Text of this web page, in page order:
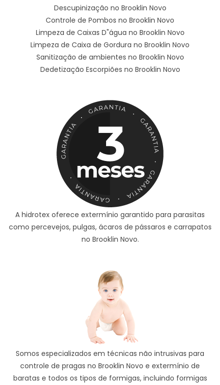
Descupinização no Brooklin Novo
Controle de Pombos no Brooklin Novo
Limpeza de Caixas D"água no Brooklin Novo
Limpeza de Caixa de Gordura no Brooklin Novo
Sanitização de ambientes no Brooklin Novo
Dedetização Escorpiões no Brooklin Novo
A hidrotex oferece extermínio garantido para parasitas
como percevejos, pulgas, ácaros de pássaros e carrapatos
no Brooklin Novo.
Somos especializados em técnicas não intrusivas para
controle de pragas no Brooklin Novo e extermínio de
baratas e todos os tipos de formigas, incluindo formigas